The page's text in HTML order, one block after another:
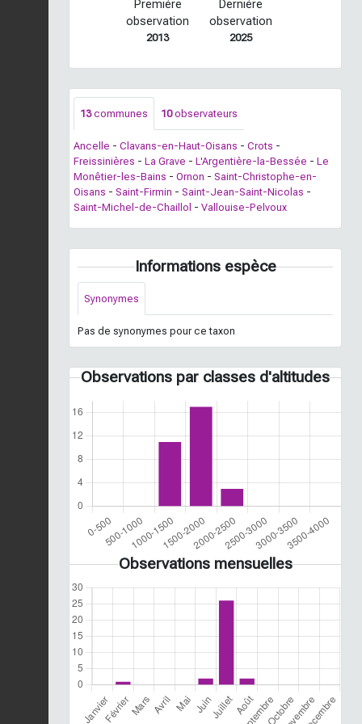
Première
observation
2013
Dernière
observation
2025
13communes 10observateurs
Ancelle - Clavans-en-Haut-Oisans - Crots -
Freissinières - La Grave - L'Argentière-la-Bessée - Le
Monêtier-les-Bains - Ornon - Saint-Christophe-en-
Oisans - Saint-Firmin - Saint-Jean-Saint-Nicolas -
Saint-Michel-de-Chaillol - Vallouise-Pelvoux
Informations espèce
Synonymes
Pas de synonymes pour ce taxon
Observations par classes d'altitudes
Observations mensuelles